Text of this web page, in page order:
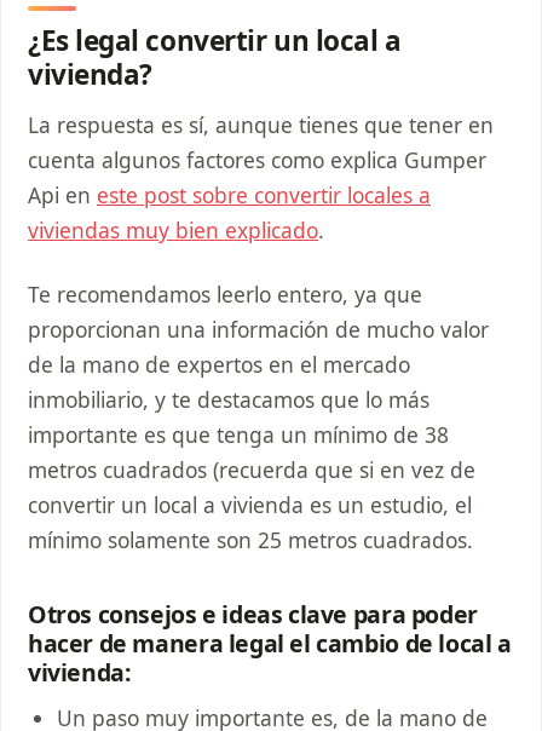
¿Es legal convertir un local a
vivienda?
La respuesta es sí, aunque tienes que tener en
cuenta algunos factores como explica Gumper
Api en este post sobre convertir locales a
viviendas muy bien explicado.
Te recomendamos leerlo entero, ya que
proporcionan una información de mucho valor
de la mano de expertos en el mercado
inmobiliario, y te destacamos que lo más
importante es que tenga un mínimo de 38
metros cuadrados (recuerda que si en vez de
convertir un local a vivienda es un estudio, el
mínimo solamente son 25 metros cuadrados.
Otros consejos e ideas clave para poder
hacer de manera legal el cambio de local a
vivienda:
Un paso muy importante es, de la mano de